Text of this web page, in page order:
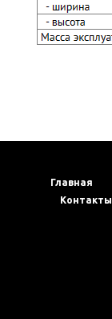
Главная
Контакты